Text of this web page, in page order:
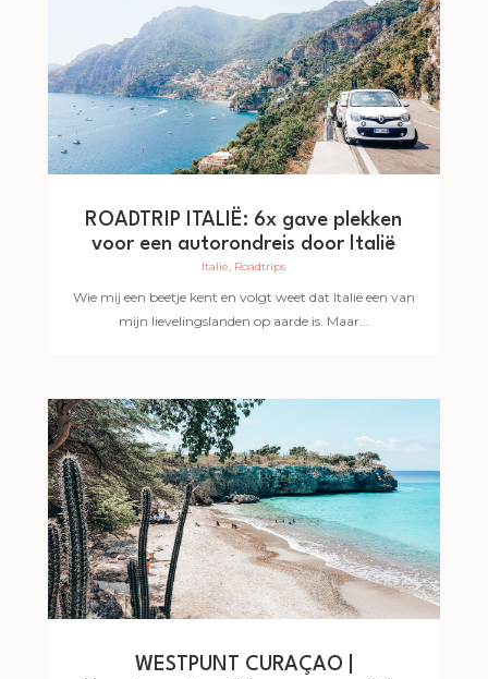
ROADTRIP ITALIË: 6x gave plekken
voor een autorondreis door Italië
Italië, Roadtrips
Wie mij een beetje kent en volgt weet dat Italië een van
mijn lievelingslanden op aarde is. Maar...
WESTPUNT CURAÇAO |